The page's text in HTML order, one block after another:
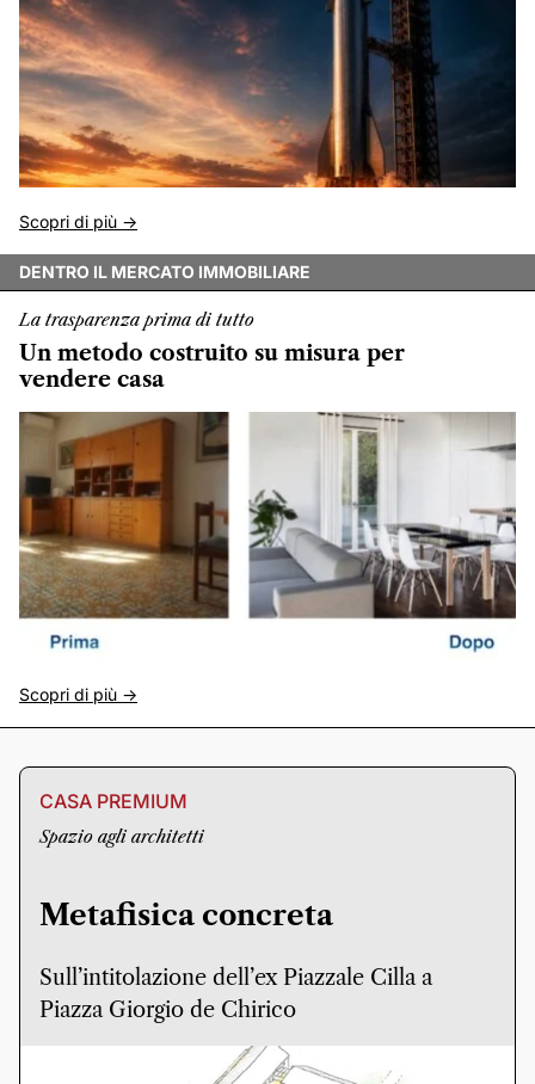
Scopri di più ->
DENTRO IL MERCATO IMMOBILIARE
La trasparenza prima di tutto
Un metodo costruito su misura per
vendere casa
Scopri di più ->
CASA PREMIUM
Spazio agli architetti
Metafisica concreta
Sull’intitolazione dell’ex Piazzale Cilla a
Piazza Giorgio de Chirico